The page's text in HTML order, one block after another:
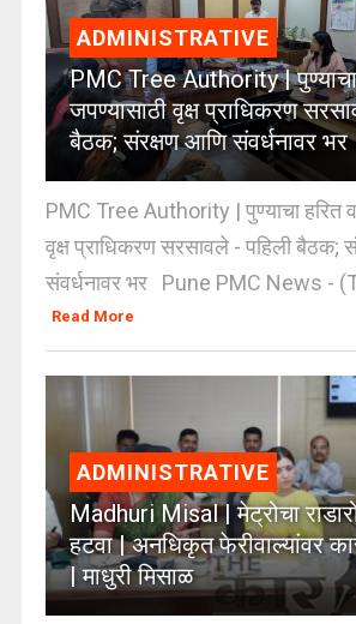
ADMINISTRATIVE
PMC Tree Authority | पुण्याचा
जपण्यासाठी वृक्ष प्राधिकरण
बैठक; संरक्षण आणि संवर्धनावर भर
PMC Tree Authority | पुण्याचा हरित
वृक्ष प्राधिकरण सरसावले - पहिली बैठक;
संवर्धनावर भर Pune PMC News -
Read More
ADMINISTRATIVE
Madhuri Misal | मेट्रोचा
हटवा | अनधिकृत फेरीवाल्यांवर
| माधुरी मिसाळ